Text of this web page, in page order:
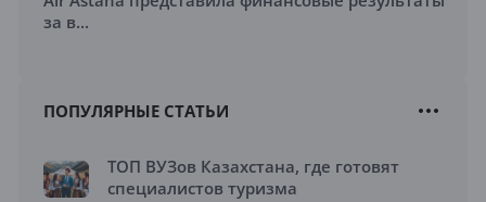
за в...
ПОПУЛЯРНЫЕ СТАТЬИ
ТОП ВУЗов Казахстана, где готовят
специалистов туризма